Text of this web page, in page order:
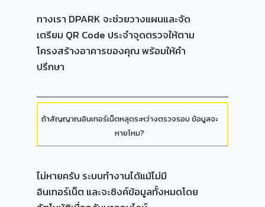
ทางเรา DPARK จะช่วยวางแผนและจัด
เตรียม QR Code ประจำจุดตรวจให้ตาม
โครงสร้างอาคารของคุณ พร้อมให้คำ
ปรึกษา
ถ้าสัญญาณอินเทอร์เน็ตหลุดระหว่างตรวจรอบ ข้อมูลจะ
หายไหม?
ไม่หายครับ ระบบทำงานได้แม้ไม่มี
อินเทอร์เน็ต และจะซิงค์ข้อมูลทั้งหมดโดย